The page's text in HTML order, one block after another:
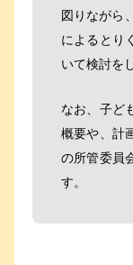
図りながら
によるとり
いて検討を
なお、子ど
概要や、計
の所管委員
す。